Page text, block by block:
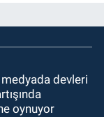
devleri
oynuyor